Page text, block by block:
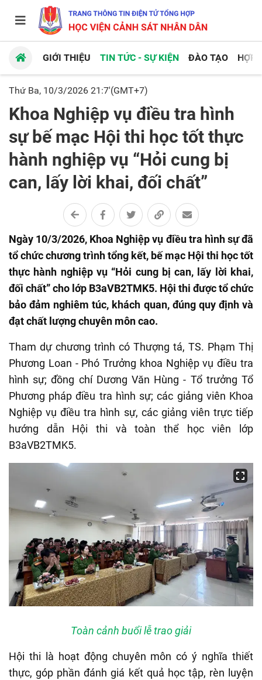
GIỚI THIỆU TIN TỨC - SỰ KIỆN ĐÀO TẠO HỢP
Thứ Ba, 10/3/2026 21:7'(GMT+7)
Khoa Nghiệp vụ điều tra hình
sự bế mạc Hội thi học tốt thực
hành nghiệp vụ “Hỏi cung bị
can, lấy lời khai, đối chất”
Ngày 10/3/2026, Khoa Nghiệp vụ điều tra hình sự đã
tổ chức chương trình tổng kết, bế mạc Hội thi học tốt
thực hành nghiệp vụ “Hỏi cung bị can, lấy lời khai,
đối chất” cho lớp B3aVB2TMK5. Hội thi được tổ chức
bảo đảm nghiêm túc, khách quan, đúng quy định và
đạt chất lượng chuyên môn cao.
Tham dự chương trình có Thượng tá, TS. Phạm Thị
Phương Loan - Phó Trưởng khoa Nghiệp vụ điều tra
hình sự; đồng chí Dương Văn Hùng - Tổ trưởng Tổ
Phương pháp điều tra hình sự; các giảng viên Khoa
Nghiệp vụ điều tra hình sự, các giảng viên trực tiếp
hướng dẫn Hội thi và toàn thể học viên lớp
B3aVB2TMK5.
Toàn cảnh buổi lễ trao giải
Hội thi là hoạt động chuyên môn có ý nghĩa thiết
thực, góp phần đánh giá kết quả học tập, rèn luyện